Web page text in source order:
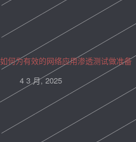
如何为有效的网络应用渗透测试做准备
4 3 月, 2025